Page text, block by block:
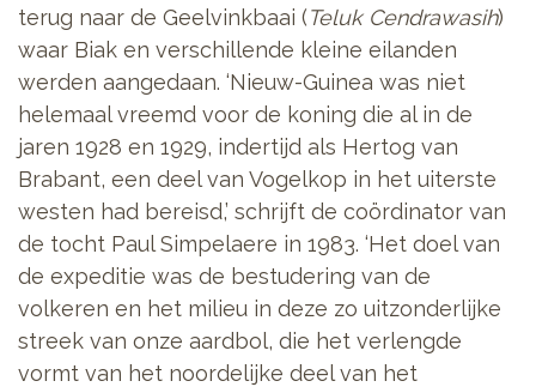
terug naar de Geelvinkbaai (Teluk Cendrawasih)
waar Biak en verschillende kleine eilanden
werden aangedaan. ‘Nieuw-Guinea was niet
helemaal vreemd voor de koning die al in de
jaren 1928 en 1929, indertijd als Hertog van
Brabant, een deel van Vogelkop in het uiterste
westen had bereisd,’ schrijft de coördinator van
de tocht Paul Simpelaere in 1983. ‘Het doel van
de expeditie was de bestudering van de
volkeren en het milieu in deze zo uitzonderlijke
streek van onze aardbol, die het verlengde
vormt van het noordelijke deel van het